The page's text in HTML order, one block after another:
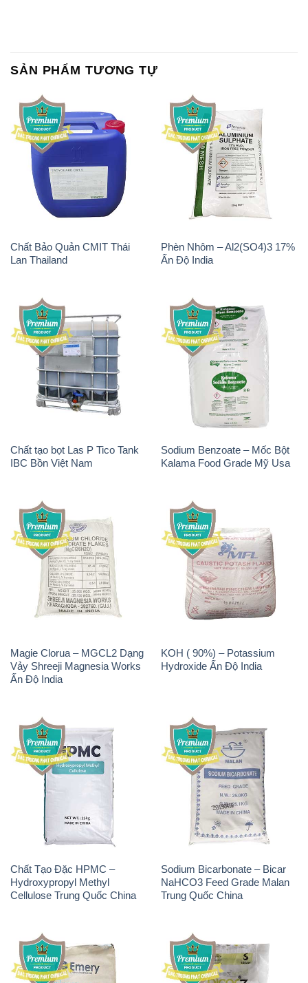
Chất Bảo Quản CMIT Thái
Lan Thailand
Phèn Nhôm – Al2(SO4)3 17%
Ấn Độ India
Chất tạo bọt Las P Tico Tank
IBC Bồn Việt Nam
Sodium Benzoate – Mốc Bột
Kalama Food Grade Mỹ Usa
Magie Clorua – MGCL2 Dạng
Vảy Shreeji Magnesia Works
Ấn Độ India
KOH ( 90%) – Potassium
Hydroxide Ấn Độ India
Chất Tạo Đặc HPMC –
Hydroxypropyl Methyl
Cellulose Trung Quốc China
Sodium Bicarbonate – Bicar
NaHCO3 Feed Grade Malan
Trung Quốc China